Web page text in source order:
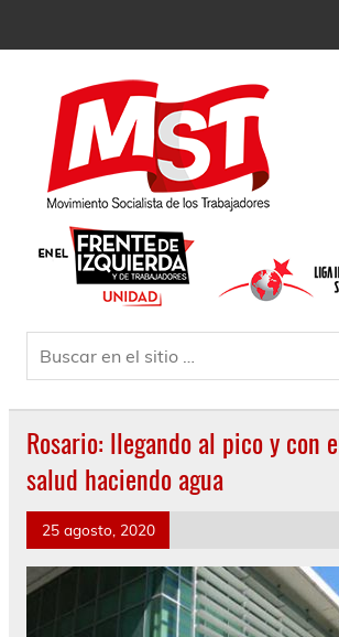
Rosario: llegando al pico y con
salud haciendo agua
25 agosto, 2020